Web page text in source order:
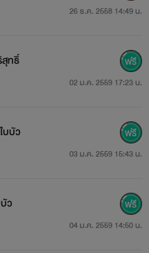
26 ธ.ค. 2558 14:49 น.
ทธิ์
02 ม.ค. 2559 17:23 น.
บัว
03 ม.ค. 2559 15:43 น.
ว
04 ม.ค. 2559 14:50 น.